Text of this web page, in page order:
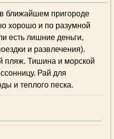
ближайшем пригороде
хорошо и по разумной
есть лишние деньги,
и развлечения).
пляж. Тишина и морской
Рай для
и теплого песка.